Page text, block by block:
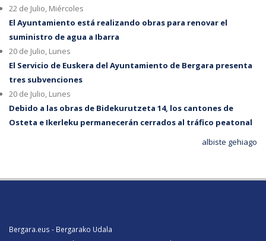
22 de Julio, Miércoles
El Ayuntamiento está realizando obras para renovar el
suministro de agua a Ibarra
20 de Julio, Lunes
El Servicio de Euskera del Ayuntamiento de Bergara presenta
tres subvenciones
20 de Julio, Lunes
Debido a las obras de Bidekurutzeta 14, los cantones de
Osteta e Ikerleku permanecerán cerrados al tráfico peatonal
albiste gehiago
Bergara.eus - Bergarako Udala